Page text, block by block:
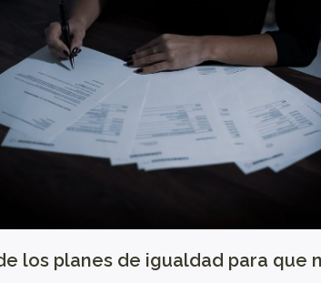
los planes de igualdad para que